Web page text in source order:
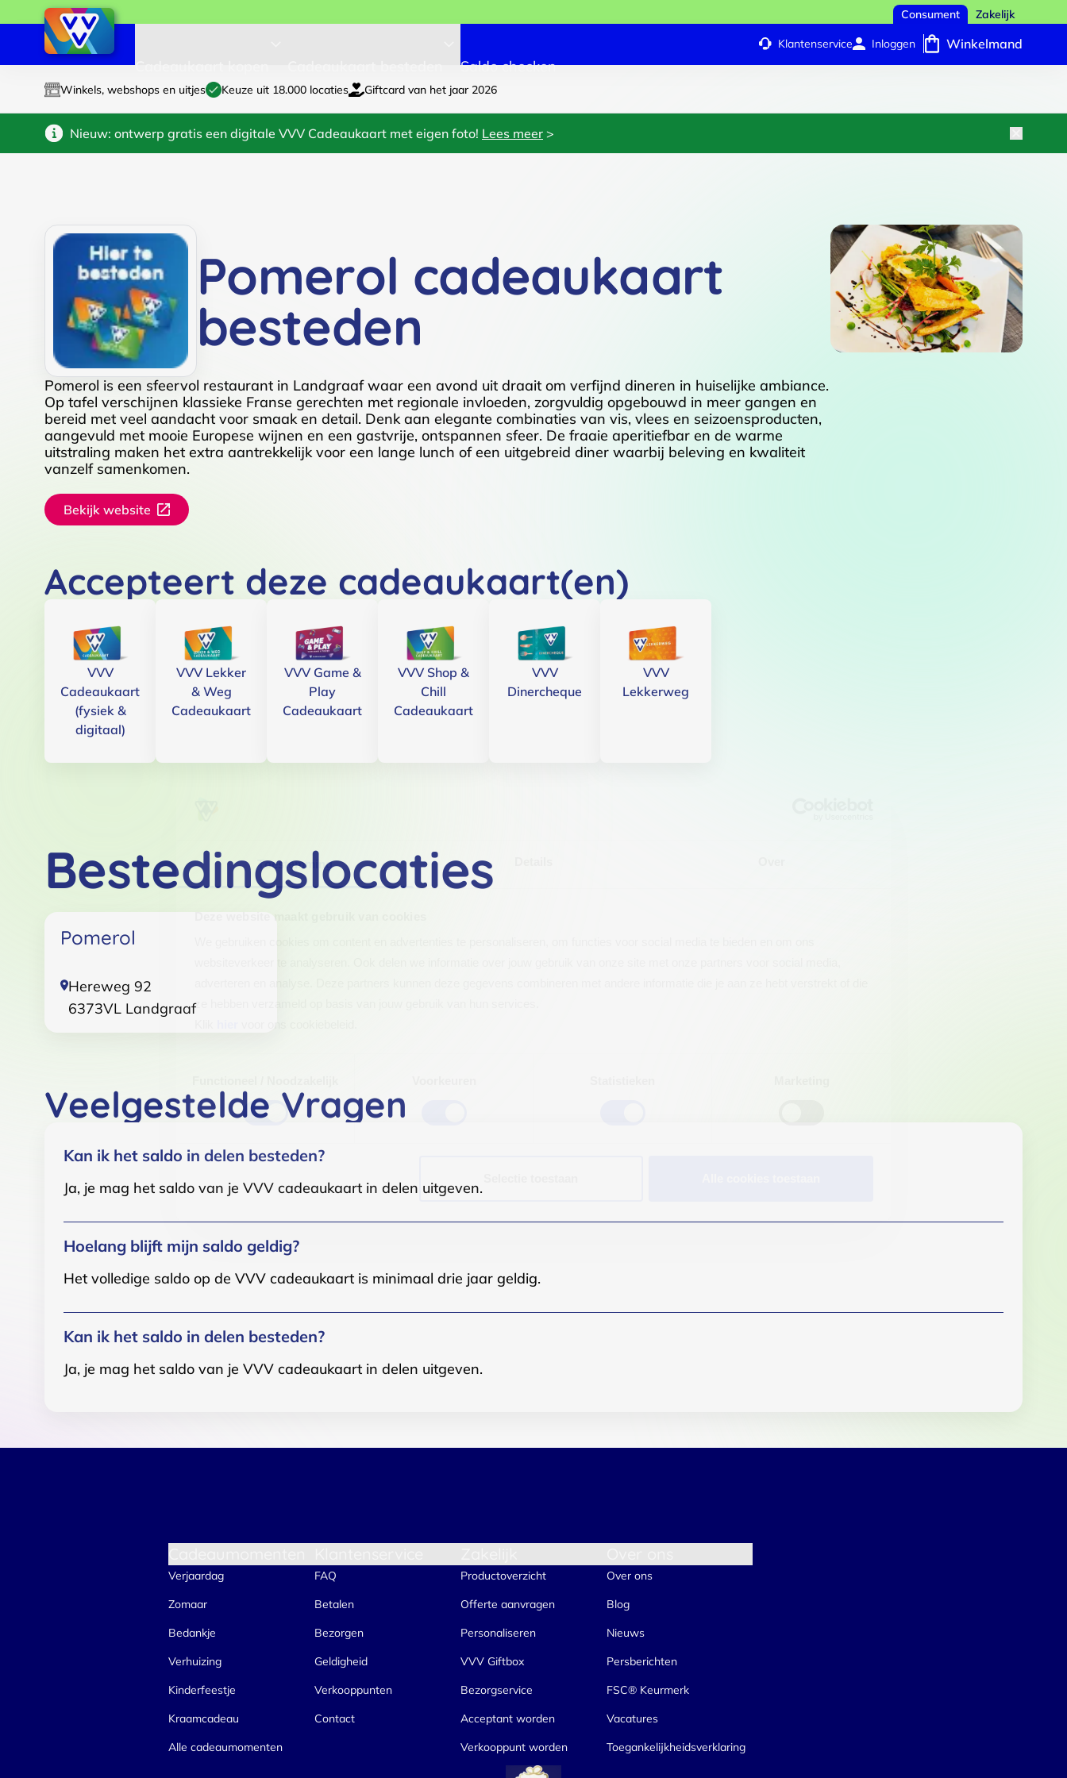
Toestemming
Deze website maakt gebruik van cookies
ze hebben verzameld op basis van jouw gebruik van hun services.
voor ons cookiebeleid.
Consument Zakelijk
Saldo checken
Klantenservice Inloggen Winkelmand
Winkels, webshops en uitjes Keuze uit 18.000 locaties Giftcard van het jaar 2026
Nieuw: ontwerp gratis een digitale VVV Cadeaukaart met eigen foto! Lees meer >
Pomerol cadeaukaart
besteden
Pomerol is een sfeervol restaurant in Landgraaf waar een avond uit draait om verfijnd dineren in huiselijke ambiance.
Op tafel verschijnen klassieke Franse gerechten met regionale invloeden, zorgvuldig opgebouwd in meer gangen en
bereid met veel aandacht voor smaak en detail. Denk aan elegante combinaties van vis, vlees en seizoensproducten,
aangevuld met mooie Europese wijnen en een gastvrije, ontspannen sfeer. De fraaie aperitiefbar en de warme
uitstraling maken het extra aantrekkelijk voor een lange lunch of een uitgebreid diner waarbij beleving en kwaliteit
vanzelf samenkomen.
Bekijk website
Accepteert deze cadeaukaart(en)
VVV
Cadeaukaart
(fysiek &
digitaal)
VVV Lekker
& Weg
Cadeaukaart
VVV Game &
Play
Cadeaukaart
VVV Shop &
Chill
Cadeaukaart
VVV
Dinercheque
VVV
Lekkerweg
Bestedingslocaties
Pomerol
Hereweg 92
6373VL Landgraaf
Veelgestelde Vragen
Kan ik het saldo in delen besteden?
Ja, je mag het saldo van je VVV cadeaukaart in delen uitgeven.
Hoelang blijft mijn saldo geldig?
Het volledige saldo op de VVV cadeaukaart is minimaal drie jaar geldig.
Kan ik het saldo in delen besteden?
Ja, je mag het saldo van je VVV cadeaukaart in delen uitgeven.
Verjaardag
Zomaar
Bedankje
Verhuizing
Kinderfeestje
Kraamcadeau
Alle cadeaumomenten
FAQ
Betalen
Bezorgen
Geldigheid
Verkooppunten
Contact
Productoverzicht
Offerte aanvragen
Personaliseren
VVV Giftbox
Bezorgservice
Acceptant worden
Verkooppunt worden
Over ons
Blog
Nieuws
Persberichten
FSC® Keurmerk
Vacatures
Toegankelijkheidsverklaring